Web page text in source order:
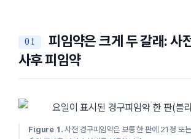
피임약은 크게 두 갈래: 사
사후 피임약
Figure 1. 사전 경구피임약은 보통 한 판에 21정 또